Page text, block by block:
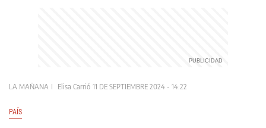
LA MAÑANA Elisa Carrió 11 DE SEPTIEMBRE 2024 - 14:22
PAÍS